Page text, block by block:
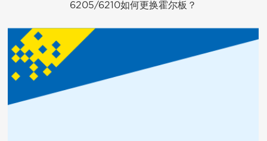
6205/6210如何更换霍尔板？